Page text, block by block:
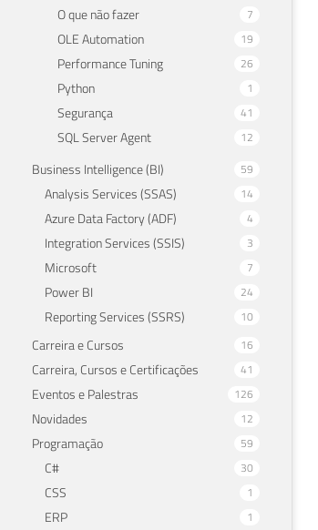
O que não fazer 7
OLE Automation 19
Performance Tuning 26
Python 1
Segurança 41
SQL Server Agent 12
Business Intelligence (BI) 59
Analysis Services (SSAS) 14
Azure Data Factory (ADF) 4
Integration Services (SSIS) 3
Microsoft 7
Power BI 24
Reporting Services (SSRS) 10
Carreira e Cursos 16
Carreira, Cursos e Certificações 41
Eventos e Palestras 126
Novidades 12
Programação 59
C# 30
CSS 1
ERP 1